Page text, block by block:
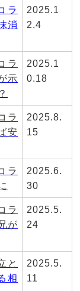
ラ
消
2025.1
2.4
ラ
示
2025.1
0.18
ラ
安
2025.8.
15
ラ
2025.6.
30
ラ
が
2025.5.
24
と
相
2025.5.
11